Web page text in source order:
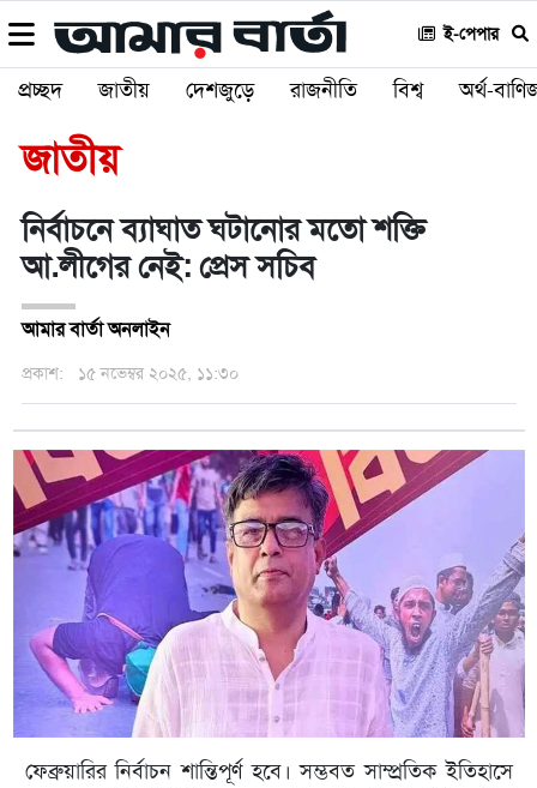
ই-পেপার
প্রচ্ছদ জাতীয় দেশজুড়ে রাজনীতি বিশ্ব অর্থ-
জাতীয়
নির্বাচনে ব্যাঘাত ঘটানোর মতো শক্তি
আ.লীগের নেই: প্রেস সচিব
আমার বার্তা অনলাইন
প্রকাশ: ১৫ নভেম্বর ২০২৫, ১১:৩০
ফেব্রুয়ারির নির্বাচন শান্তিপূর্ণ হবে। সম্ভবত সাম্প্রতিক ইতিহাসে